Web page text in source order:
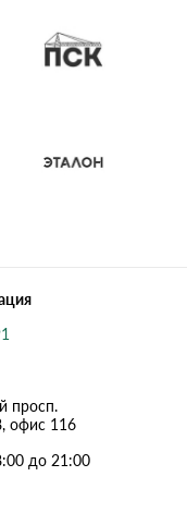
просп.
офис 116
до 21:00